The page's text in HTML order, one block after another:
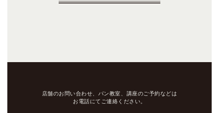
店舗のお問い合わせ、パン教室、講座のご予約などは
お電話にてご連絡ください。